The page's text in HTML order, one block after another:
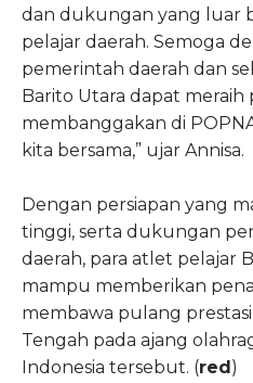
dan dukungan yang luar
pelajar daerah. Semoga
pemerintah daerah dan
Barito Utara dapat meraih
membanggakan di
kita bersama,” ujar Annisa.
Dengan persiapan yang
tinggi, serta dukungan
daerah, para atlet pelajar
mampu memberikan
membawa pulang
Tengah pada ajang
Indonesia tersebut. (red )